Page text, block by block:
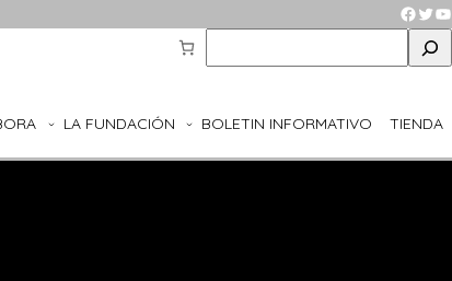
e
r
LA FUNDACIÓN BOLETIN INFORMATIVO TIENDA